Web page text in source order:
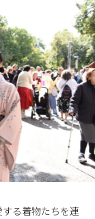
る着物たちを連